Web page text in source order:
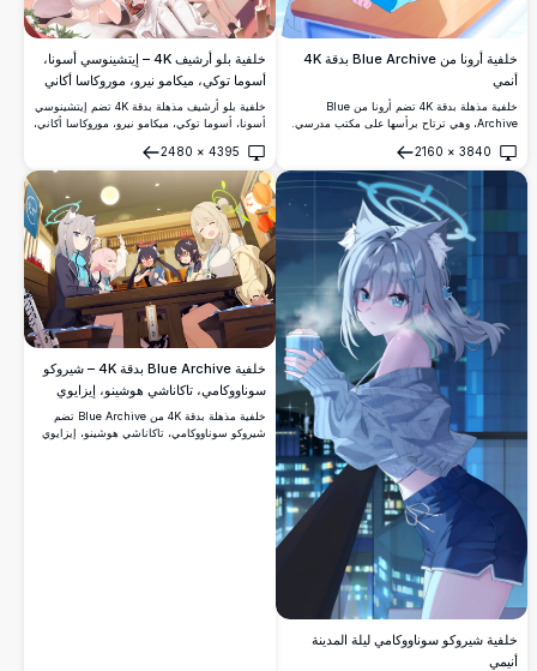
خلفية أرونا من Blue Archive بدقة 4K
أنمي
خلفية مذهلة بدقة 4K تضم أرونا من Blue
Archive، وهي ترتاح برأسها على مكتب مدرسي.
المضيئتان وإكسسوار الهالة المميز بجمال في
إضاءة الفصل الدراسي الدافئة.
3840
×
2160
فتح
خلفية بلو أرشيف 4K – إيتشينوسي أسونا،
أسوما توكي، ميكامو نيرو، موروكاسا أكاني
وكاكوداتي كارين
خلفية بلو أرشيف مذهلة بدقة 4K تضم إيتشينوسي
أسونا، أسوما توكي، ميكامو نيرو، موروكاسا أكاني،
داخلية أنيقة مع شموع وزهور بيضاء ورموز هالة
ملونة.
4395
×
2480
فتح
خلفية شيروكو سوناووكامي ليلة المدينة
أنيمي
خلفية Blue Archive بدقة 4K – شيروكو
سوناووكامي، تاكاناشي هوشينو، إيزايوي
نونومي، كوروميسيريكا وأوكوسورا أيانه في
مطعم الرامن
خلفية مذهلة بدقة 4K من Blue Archive تضم
شيروكو سوناووكامي، تاكاناشي هوشينو، إيزايوي